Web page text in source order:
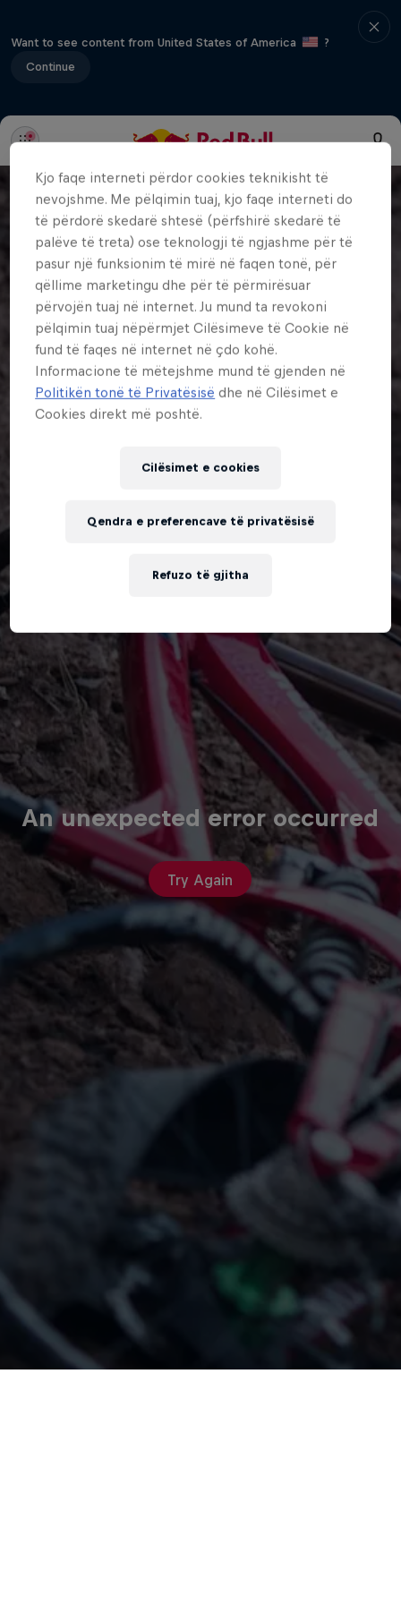
Want to see content from United States of America
?
Continue
An unexpected error occurred
Try Again
Kjo faqe interneti përdor cookies teknikisht të
nevojshme. Me pëlqimin tuaj, kjo faqe interneti do
të përdorë skedarë shtesë (përfshirë skedarë të
palëve të treta) ose teknologji të ngjashme për të
pasur një funksionim të mirë në faqen tonë, për
qëllime marketingu dhe për të përmirësuar
përvojën tuaj në internet. Ju mund ta revokoni
pëlqimin tuaj nëpërmjet Cilësimeve të Cookie në
fund të faqes në internet në çdo kohë.
Informacione të mëtejshme mund të gjenden në
Politikën tonë të Privatësisë dhe në Cilësimet e
Cookies direkt më poshtë.
Cilësimet e cookies
Refuzo të gjitha
Qendra e preferencave të privatësisë